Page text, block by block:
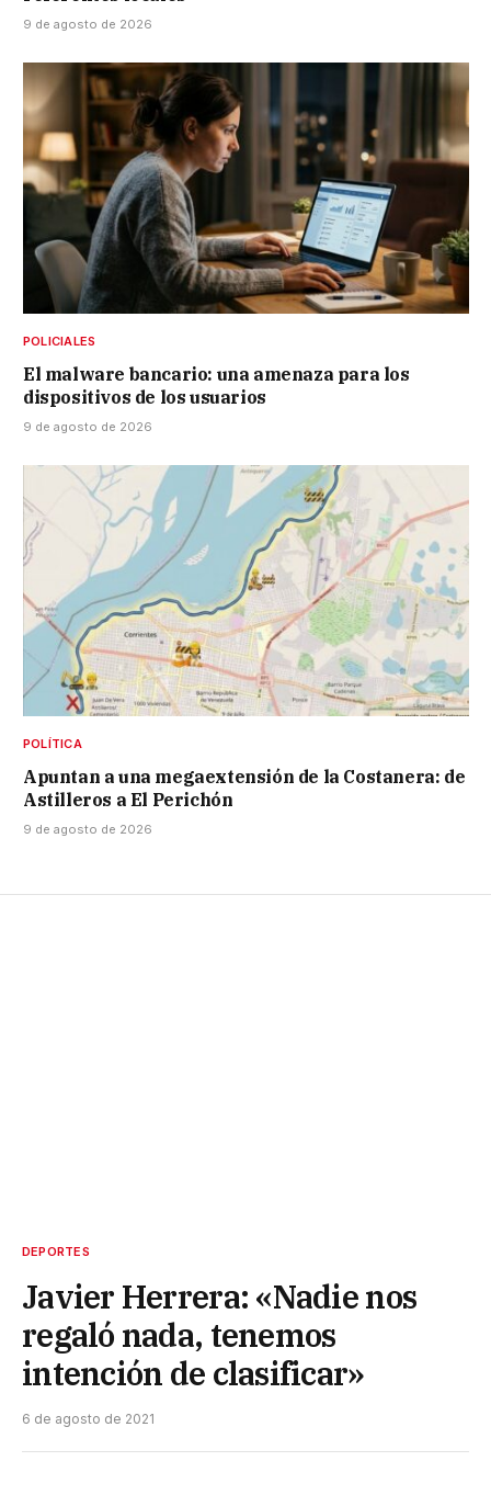
9 de agosto de 2026
POLICIALES
El malware bancario: una amenaza para los
dispositivos de los usuarios
9 de agosto de 2026
POLÍTICA
Apuntan a una megaextensión de la Costanera: de
Astilleros a El Perichón
9 de agosto de 2026
DEPORTES
Javier Herrera: «Nadie nos
regaló nada, tenemos
intención de clasificar»
6 de agosto de 2021